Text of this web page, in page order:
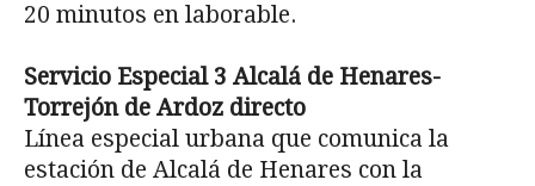
20 minutos en laborable.
Servicio Especial 3 Alcalá de Henares-
Torrejón de Ardoz directo
Línea especial urbana que comunica la
estación de Alcalá de Henares con la